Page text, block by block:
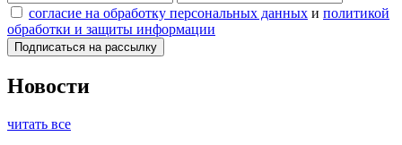
согласие на обработку персональных данных и политикой
обработки и защиты информации
Новости
читать все